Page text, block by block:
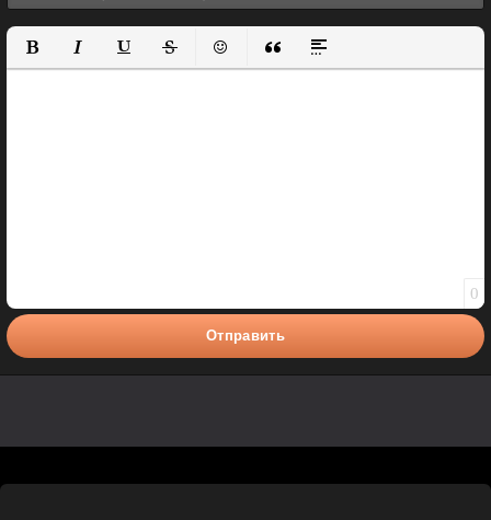
Полужирный
КурсивПодчеркнутый
ЗачеркнутыйВставить смайлик
Вставка цитаты
Вставка спойлера
0
Отправить